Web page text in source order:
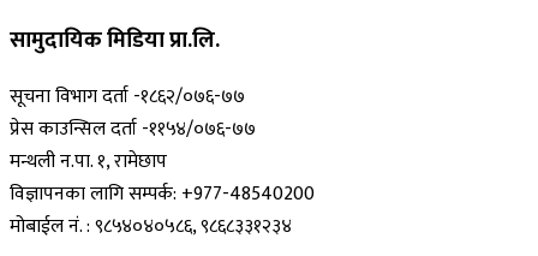
सामुदायिक मिडिया प्रा.लि.
सूचना विभाग दर्ता -१८६२/०७६-७७
प्रेस काउन्सिल दर्ता -११५४/०७६-७७
मन्थली न.पा. १, रामेछाप
विज्ञापनका लागि सम्पर्क: +977-48540200
मोबाईल नं. : ९८५४०४०५८६, ९८६८३३१२३४